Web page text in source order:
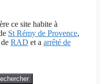
ce site habite à
St Rémy de Provence,
RAD et a arrêté de